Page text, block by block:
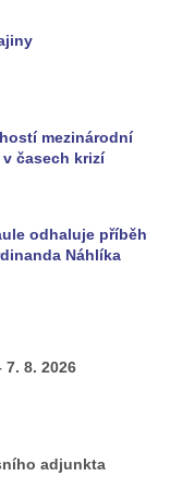
u
mezinárodní
časech krizí
odhaluje příběh
Náhlíka
8. 2026
adjunkta